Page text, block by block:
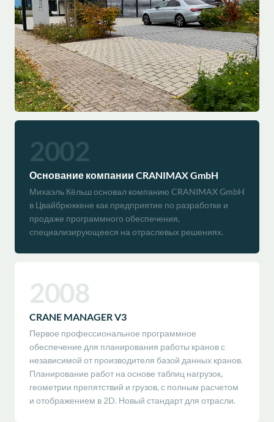
2002
Основание компании CRANIMAX GmbH
Михаэль Кёльш основал компанию CRANIMAX GmbH
в Цвайбрюккене как предприятие по разработке и
продаже программного обеспечения,
специализирующееся на отраслевых решениях.
2008
CRANE MANAGER V3
Первое профессиональное программное
обеспечение для планирования работы кранов с
независимой от производителя базой данных кранов.
Планирование работ на основе таблиц нагрузок,
геометрии препятствий и грузов, с полным расчетом
и отображением в 2D. Новый стандарт для отрасли.